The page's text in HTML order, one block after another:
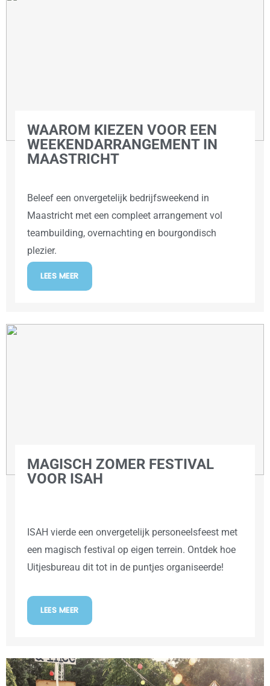
WAAROM KIEZEN VOOR EEN
WEEKENDARRANGEMENT IN
MAASTRICHT
Beleef een onvergetelijk bedrijfsweekend in
Maastricht met een compleet arrangement vol
teambuilding, overnachting en bourgondisch
plezier.
LEES MEER
MAGISCH ZOMER FESTIVAL
VOOR ISAH
ISAH vierde een onvergetelijk personeelsfeest met
een magisch festival op eigen terrein. Ontdek hoe
Uitjesbureau dit tot in de puntjes organiseerde!
LEES MEER